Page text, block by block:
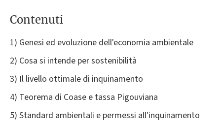
Contenuti
1) Genesi ed evoluzione dell'economia ambientale
2) Cosa si intende per sostenibilità
3) Il livello ottimale di inquinamento
4) Teorema di Coase e tassa Pigouviana
5) Standard ambientali e permessi all'inquinamento